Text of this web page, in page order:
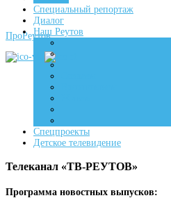
16+
ПроРеутов
Специальный репортаж
Диалог
Наш Реутов
Спецпроекты
Детское телевидение
Телеканал «ТВ-РЕУТОВ»
Программа новостных выпусков: